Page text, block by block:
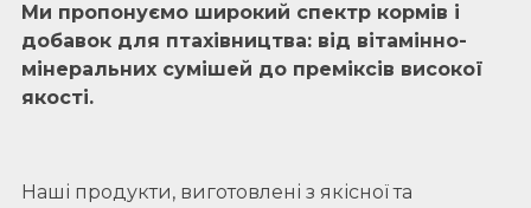
Ми пропонуємо широкий спектр кормів і
добавок для птахівництва: від вітамінно-
мінеральних сумішей до преміксів високої
якості.
Наші продукти, виготовлені з якісної та